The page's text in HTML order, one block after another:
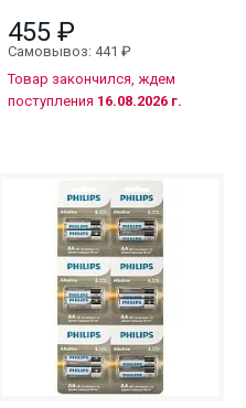
455 ₽
Самовывоз: 441 ₽
Товар закончился, ждем
поступления 16.08.2026 г.